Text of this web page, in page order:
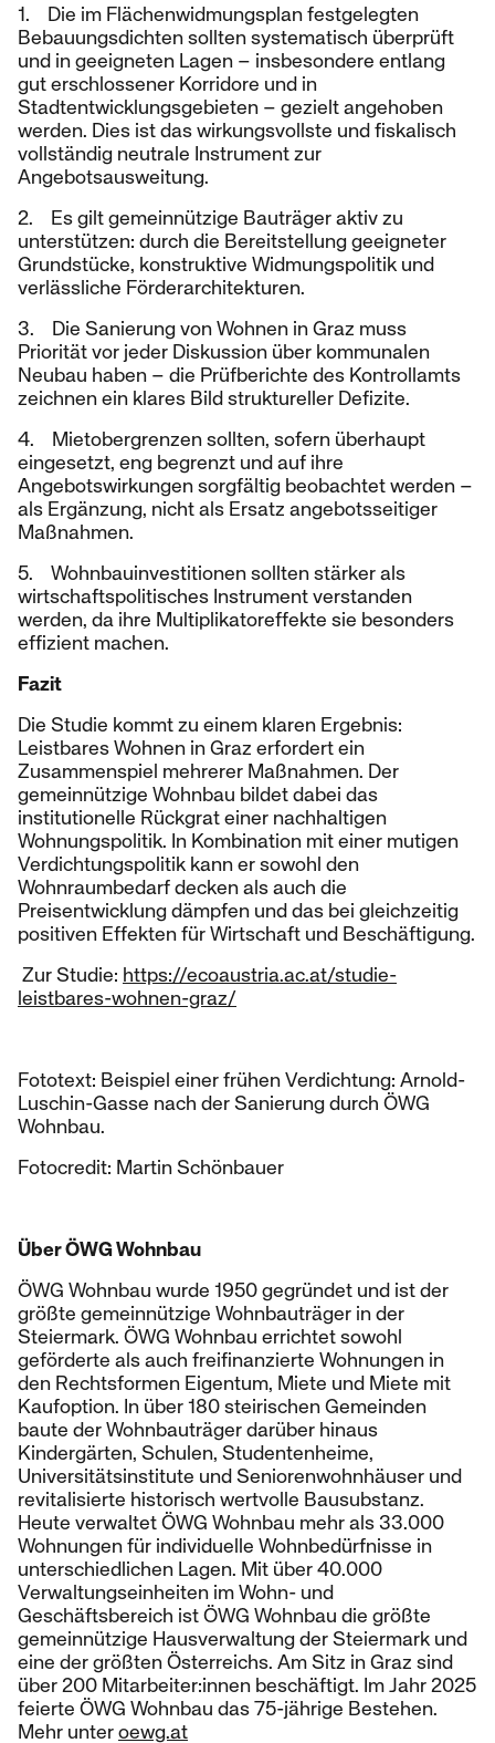
1. Die im Flächenwidmungsplan festgelegten
Bebauungsdichten sollten systematisch überprüft
und in geeigneten Lagen – insbesondere entlang
gut erschlossener Korridore und in
Stadtentwicklungsgebieten – gezielt angehoben
werden. Dies ist das wirkungsvollste und fiskalisch
vollständig neutrale Instrument zur
Angebotsausweitung.
2. Es gilt gemeinnützige Bauträger aktiv zu
unterstützen: durch die Bereitstellung geeigneter
Grundstücke, konstruktive Widmungspolitik und
verlässliche Förderarchitekturen.
3. Die Sanierung von Wohnen in Graz muss
Priorität vor jeder Diskussion über kommunalen
Neubau haben – die Prüfberichte des Kontrollamts
zeichnen ein klares Bild struktureller Defizite.
4. Mietobergrenzen sollten, sofern überhaupt
eingesetzt, eng begrenzt und auf ihre
Angebotswirkungen sorgfältig beobachtet werden –
als Ergänzung, nicht als Ersatz angebotsseitiger
Maßnahmen.
5. Wohnbauinvestitionen sollten stärker als
wirtschaftspolitisches Instrument verstanden
werden, da ihre Multiplikatoreffekte sie besonders
effizient machen.
Fazit
Die Studie kommt zu einem klaren Ergebnis:
Leistbares Wohnen in Graz erfordert ein
Zusammenspiel mehrerer Maßnahmen. Der
gemeinnützige Wohnbau bildet dabei das
institutionelle Rückgrat einer nachhaltigen
Wohnungspolitik. In Kombination mit einer mutigen
Verdichtungspolitik kann er sowohl den
Wohnraumbedarf decken als auch die
Preisentwicklung dämpfen und das bei gleichzeitig
positiven Effekten für Wirtschaft und Beschäftigung.
Zur Studie: https://ecoaustria.ac.at/studie-
leistbares-wohnen-graz/
Fototext: Beispiel einer frühen Verdichtung: Arnold-
Luschin-Gasse nach der Sanierung durch ÖWG
Wohnbau.
Fotocredit: Martin Schönbauer
Über ÖWG Wohnbau
ÖWG Wohnbau wurde 1950 gegründet und ist der
größte gemeinnützige Wohnbauträger in der
Steiermark. ÖWG Wohnbau errichtet sowohl
geförderte als auch freifinanzierte Wohnungen in
den Rechtsformen Eigentum, Miete und Miete mit
Kaufoption. In über 180 steirischen Gemeinden
baute der Wohnbauträger darüber hinaus
Kindergärten, Schulen, Studentenheime,
Universitätsinstitute und Seniorenwohnhäuser und
revitalisierte historisch wertvolle Bausubstanz.
Heute verwaltet ÖWG Wohnbau mehr als 33.000
Wohnungen für individuelle Wohnbedürfnisse in
unterschiedlichen Lagen. Mit über 40.000
Verwaltungseinheiten im Wohn- und
Geschäftsbereich ist ÖWG Wohnbau die größte
gemeinnützige Hausverwaltung der Steiermark und
eine der größten Österreichs. Am Sitz in Graz sind
über 200 Mitarbeiter:innen beschäftigt. Im Jahr 2025
feierte ÖWG Wohnbau das 75-jährige Bestehen.
Mehr unteroewg.at